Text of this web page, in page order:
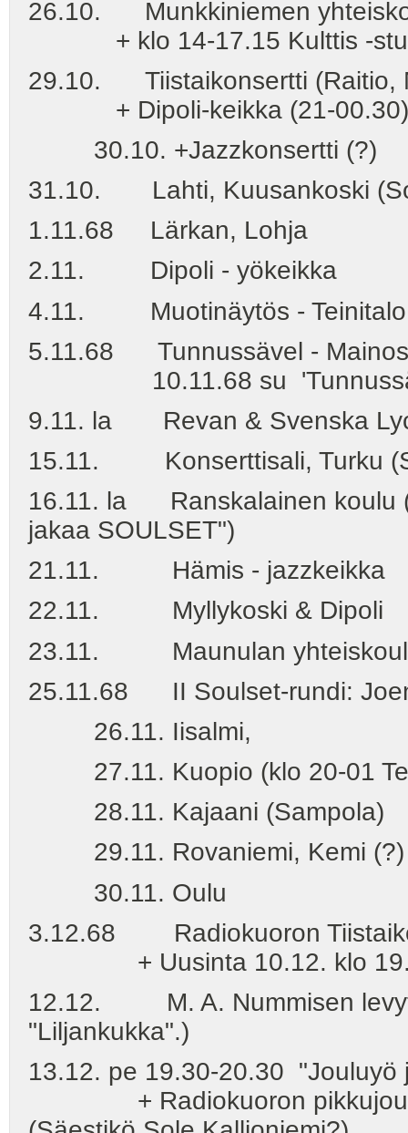
26.10. Munkkiniemen
+ klo 14-17.15 Kulttis -
29.10. Tiistaikonsertti (Raitio,
+ Dipoli-keikka (21-00.30)
30.10. +Jazzkonsertti (?)
31.10. Lahti, Kuusankoski
1.11.68 Lärkan, Lohja
2.11. Dipoli - yökeikka
4.11. Muotinäytös - Teinitalo
5.11.68 Tunnussävel -
10.11.68 su
9.11. la Revan & Svenska
15.11. Konserttisali, Turku
16.11. la Ranskalainen koulu
jakaa SOULSET")
21.11. Hämis - jazzkeikka
22.11. Myllykoski & Dipoli
23.11. Maunulan yhteiskoulu
25.11.68 II Soulset-rundi:
26.11. Iisalmi,
27.11. Kuopio (klo 20-01
28.11. Kajaani (Sampola)
29.11. Rovaniemi, Kemi (?)
30.11. Oulu
3.12.68 Radiokuoron
+ Uusinta 10.12. klo
12.12. M. A. Nummisen
"Liljankukka".)
13.12. pe 19.30-20.30 "Jouluyö
+ Radiokuoron pikkujoulu: